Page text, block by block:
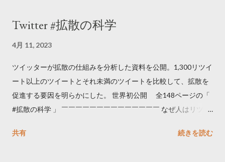
Twitter #拡散の科学
4月 11, 2023
ツイッターが拡散の仕組みを分析した資料を公開。1,300リツイ
ート以上のツイートとそれ未満のツイートを比較して、拡散を
促進する要因を明らかにした。 世界初公開 全148ページの「
#拡散の科学 」 ￣￣￣￣￣￣￣￣￣￣￣￣￣￣ なぜ人はリツイ
学しました。 ー バズの目安は1300リツイート ー 人は16の熱量
共有 続きを読む